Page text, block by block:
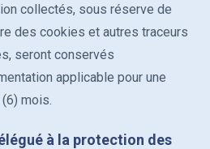
collectés, sous réserve de
des cookies et autres traceurs
seront conservés
applicable pour une
mois.
à la protection des